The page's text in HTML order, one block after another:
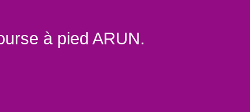
à pied ARUN.